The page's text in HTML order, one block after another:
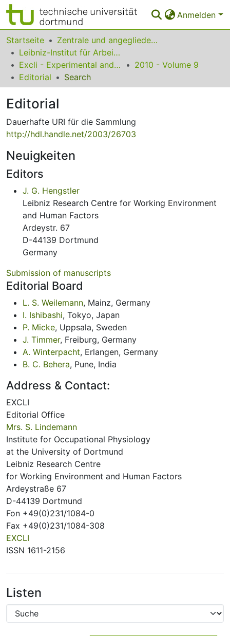
Anmelden
Bereiche & Sammlungen
Das gesamte Repositorium
Statistiken
FAQ
Leitlinien
Zurück zur Startseite
Startseite
Zentrale und angegliederte Institute
Leibniz-Institut für Arbeitsforschung an der TU Dortmund
Excli - Experimental and Clinical Sciences
2010 - Volume 9
Editorial
Search
Editorial
Dauerhafte URI für die Sammlung
http://hdl.handle.net/2003/26703
Neuigkeiten
Editors
J. G. Hengstler
Leibniz Research Centre for Working Environment
and Human Factors
Ardeystr. 67
D-44139 Dortmund
Germany
Submission of manuscripts
Editorial Board
L. S. Weilemann, Mainz, Germany
I. Ishibashi, Tokyo, Japan
P. Micke, Uppsala, Sweden
J. Timmer, Freiburg, Germany
A. Winterpacht, Erlangen, Germany
B. C. Behera, Pune, India
Address & Contact:
EXCLI
Editorial Office
Mrs. S. Lindemann
Institute for Occupational Physiology
at the University of Dortmund
Leibniz Research Centre
for Working Environment and Human Factors
Ardeystraße 67
D-44139 Dortmund
Fon +49(0)231/1084-0
Fax +49(0)231/1084-308
EXCLI
ISSN 1611-2156
Listen